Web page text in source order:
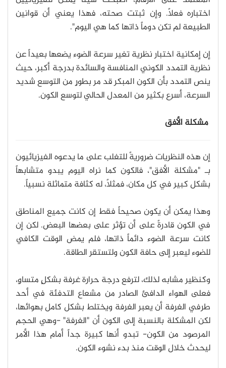
اختباره فعلاً. وإن ثبتت صحته، فهذا يعني أن قوانين
الطبيعة لم تكن دوماً ذاتها كما هي اليوم".
إن إمكانية اختبار نظرية تغير سرعة الضوء يضعها بعيداً عن
نظرية التمدد الكوني المنافسة والسائدة بدرجة أكبر، حيث
ينص التمدد بأن الكون المبكر قد مر بطورٍ من التوسع شديد
السرعة، أسرع بكثير من المعدل الحالي لتوسع الكون.
مشكلة الأفق
إن هذه النظريات ضروريةً للتغلب على ما يدعوه الفيزيائيون
بـ "مشكلة الأفق"، فالكون كما نراه اليوم يبدو متشابهاً
بشكل كبير في كل مكان، فمثلاً، له كثافة متماثلة نسبياً.
وهذا يمكن أن يكون صحيحاً فقط إن كانت جميع المناطق
في الكون قادرةً على أن تؤثر على بعضها البعض. لكن إن
كانت سرعة الضوء دائماً ذاتها، فلم يمض الوقت الكافي
للضوء ليعبر إلى حافة الكون ولتستقر الطاقة.
وكنظير مشابه لذلك، لترفع درجة حرارة غرفة بشكلٍ متساوٍ،
فعلى الهواء الدافئ الصادر من مشعاع التدفئة في أحد
طرفي الغرفة أن يعبر الغرفة ويختلط بشكل كامل بهوائها،
لكن المشكلة بالنسبة إلى الكون أن "الغرفة" -وهي الحجم
المرصود من الكون- تبدو أنها كبيرة جداً أمام هذا الأمر
ليحدث خلال الوقت منذ بدء نشوء الكون.